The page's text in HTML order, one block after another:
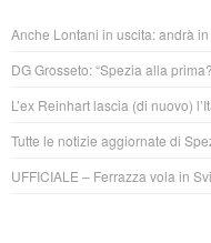
b
o
o
k
A
p
p
Anche Lontani in uscita: andrà
DG Grosseto: “Spezia alla
L’ex Reinhart lascia (di nuovo)
Tutte le notizie aggiornate di
UFFICIALE – Ferrazza vola in